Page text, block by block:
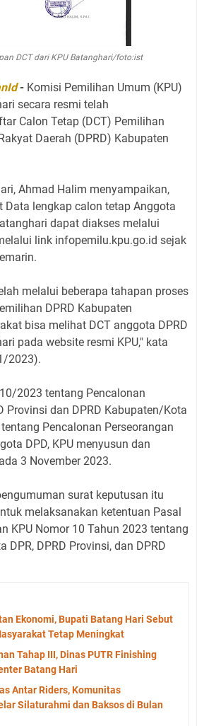
DCT dari KPU Batanghari/foto:ist
- Komisi Pemilihan Umum (KPU)
secara resmi telah
Calon Tetap (DCT) Pemilihan
Daerah (DPRD) Kabupaten
Ahmad Halim menyampaikan,
Data lengkap calon tetap Anggota
dapat diakses melalui
link infopemilu.kpu.go.id sejak
melalui beberapa tahapan proses
DPRD Kabupaten
bisa melihat DCT anggota DPRD
pada website resmi KPU," kata
2023).
2023 tentang Pencalonan
Provinsi dan DPRD Kabupaten/Kota
Pencalonan Perseorangan
DPD, KPU menyusun dan
3 November 2023.
surat keputusan itu
melaksanakan ketentuan Pasal
KPU Nomor 10 Tahun 2023 tentang
DPR, DPRD Provinsi, dan DPRD
Ekonomi, Bupati Batang Hari Sebut
Tetap Meningkat
Tahap III, Dinas PUTR Finishing
Batang Hari
Antar Riders, Komunitas
Silaturahmi dan Baksos di Bulan